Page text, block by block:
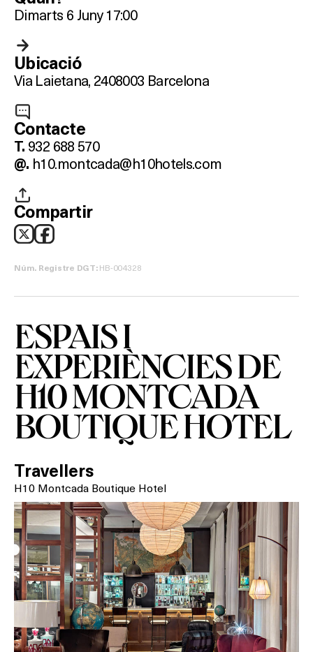
HOTELS
TERRASSES
BARS
SPAS
RESTAURANTS
On?
Dimarts 6 Juny 17:00
Ubicació
Via Laietana, 2408003 Barcelona
Contacte
T. 932 688 570
@. h10.montcada@h10hotels.com
Compartir
Núm. Registre DGT: HB-004328
ESPAIS I
EXPERIÈNCIES DE
H10 MONTCADA
BOUTIQUE HOTEL
Travellers
H10 Montcada Boutique Hotel